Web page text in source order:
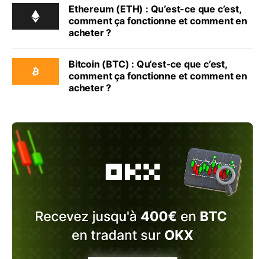
Ethereum (ETH) : Qu’est-ce que c’est,
comment ça fonctionne et comment en
acheter ?
Bitcoin (BTC) : Qu’est-ce que c’est,
comment ça fonctionne et comment en
acheter ?